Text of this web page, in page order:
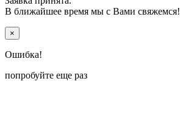
В ближайшее время мы с Вами свяжемся!
×
Ошибка!
попробуйте еще раз